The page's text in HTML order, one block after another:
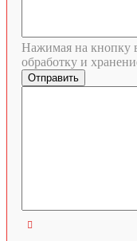
Нажимая на кнопку
обработку и
